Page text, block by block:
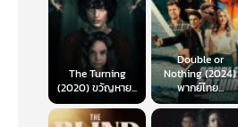
The Turning
(2020) ขวัญหาย...
Double or
Nothing (2024)
พากย์ไทย...